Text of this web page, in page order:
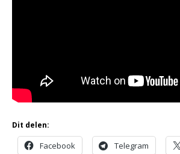
Dit delen:
Facebook Telegram